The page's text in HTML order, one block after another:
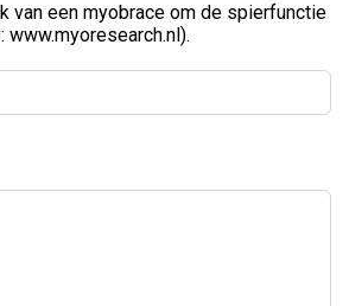
van een myobrace om de spierfunctie